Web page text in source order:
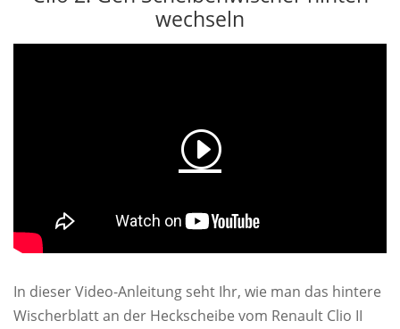
wechseln
In dieser Video-Anleitung seht Ihr, wie man das hintere
Wischerblatt an der Heckscheibe vom Renault Clio II